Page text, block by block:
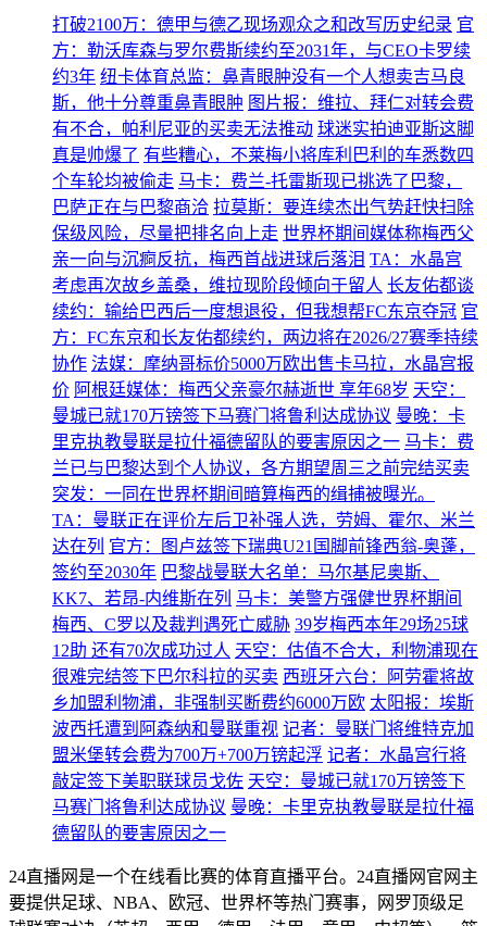
打破2100万：德甲与德乙现场观众之和改写历史纪录 官
方：勒沃库森与罗尔费斯续约至2031年，与CEO卡罗续
约3年 纽卡体育总监：鼻青眼肿没有一个人想卖吉马良
斯，他十分尊重鼻青眼肿 图片报：维拉、拜仁对转会费
有不合，帕利尼亚的买卖无法推动 球迷实拍迪亚斯这脚
真是帅爆了 有些糟心，不莱梅小将库利巴利的车悉数四
个车轮均被偷走 马卡：费兰-托雷斯现已挑选了巴黎，
巴萨正在与巴黎商洽 拉莫斯：要连续杰出气势赶快扫除
保级风险，尽量把排名向上走 世界杯期间媒体称梅西父
亲一向与沉痾反抗，梅西首战进球后落泪 TA：水晶宫
考虑再次故乡盖桑，维拉现阶段倾向于留人 长友佑都谈
续约：输给巴西后一度想退役，但我想帮FC东京夺冠 官
方：FC东京和长友佑都续约，两边将在2026/27赛季持续
协作 法媒：摩纳哥标价5000万欧出售卡马拉，水晶宫报
价 阿根廷媒体：梅西父亲豪尔赫逝世 享年68岁 天空：
曼城已就170万镑签下马赛门将鲁利达成协议 曼晚：卡
里克执教曼联是拉什福德留队的要害原因之一 马卡：费
兰已与巴黎达到个人协议，各方期望周三之前完结买卖
突发：一同在世界杯期间暗算梅西的缉捕被曝光。
TA：曼联正在评价左后卫补强人选，劳姆、霍尔、米兰
达在列 官方：图卢兹签下瑞典U21国脚前锋西翁-奥蓬，
签约至2030年 巴黎战曼联大名单：马尔基尼奥斯、
KK7、若昂-内维斯在列 马卡：美警方强健世界杯期间
梅西、C罗以及裁判遇死亡威胁 39岁梅西本年29场25球
12助 还有70次成功过人 天空：估值不合大，利物浦现在
很难完结签下巴尔科拉的买卖 西班牙六台：阿劳霍将故
乡加盟利物浦，非强制买断费约6000万欧 太阳报：埃斯
波西托遭到阿森纳和曼联重视 记者：曼联门将维特克加
盟米堡转会费为700万+700万镑起浮 记者：水晶宫行将
敲定签下美职联球员戈佐 天空：曼城已就170万镑签下
马赛门将鲁利达成协议 曼晚：卡里克执教曼联是拉什福
德留队的要害原因之一
24直播网是一个在线看比赛的体育直播平台。24直播网官网主
要提供足球、NBA、欧冠、世界杯等热门赛事，网罗顶级足